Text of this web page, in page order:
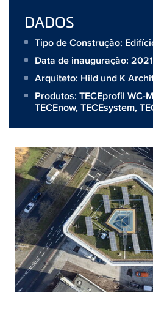
DADOS
Tipo de Construção:
Data de inauguração: 2021
Arquiteto: Hild und K
Produtos: TECEprofil WC-
TECEnow,TECEsystem,